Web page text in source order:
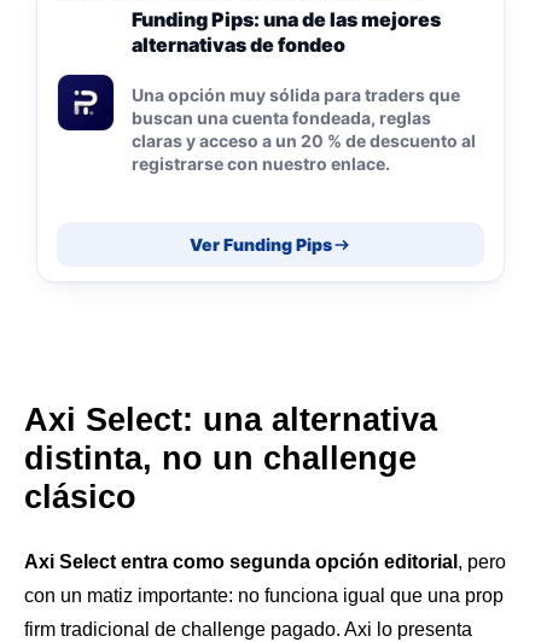
Funding Pips: una de las mejores
alternativas de fondeo
Una opción muy sólida para traders que
buscan una cuenta fondeada, reglas
claras y acceso a un 20 % de descuento al
registrarse con nuestro enlace.
Ver Funding Pips
Axi Select: una alternativa
distinta, no un challenge
clásico
Axi Select entra como segunda opción editorial , pero
con un matiz importante: no funciona igual que una prop
firm tradicional de challenge pagado. Axi lo presenta